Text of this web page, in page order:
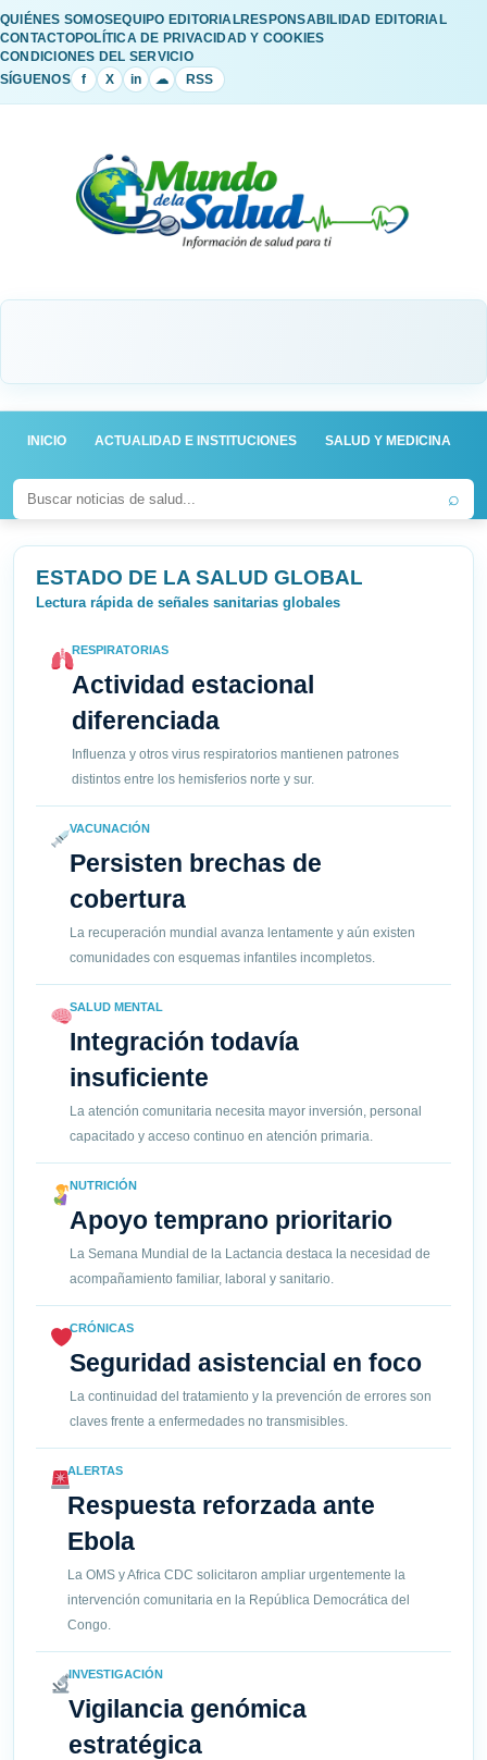
QUIÉNES SOMOSEQUIPO EDITORIALRESPONSABILIDAD EDITORIAL
CONTACTOPOLÍTICA DE PRIVACIDAD Y COOKIES
CONDICIONES DEL SERVICIO
SÍGUENOS
f X in ☁ RSS
INICIO ACTUALIDAD E INSTITUCIONES SALUD Y MEDICINA
⌕
ESTADO DE LA SALUD GLOBAL
Lectura rápida de señales sanitarias globales
RESPIRATORIAS
Actividad estacional
diferenciada
Influenza y otros virus respiratorios mantienen patrones
distintos entre los hemisferios norte y sur.
VACUNACIÓN
Persisten brechas de
cobertura
La recuperación mundial avanza lentamente y aún existen
comunidades con esquemas infantiles incompletos.
SALUD MENTAL
Integración todavía
insuficiente
La atención comunitaria necesita mayor inversión, personal
capacitado y acceso continuo en atención primaria.
NUTRICIÓN
Apoyo temprano prioritario
La Semana Mundial de la Lactancia destaca la necesidad de
acompañamiento familiar, laboral y sanitario.
CRÓNICAS
Seguridad asistencial en foco
La continuidad del tratamiento y la prevención de errores son
claves frente a enfermedades no transmisibles.
ALERTAS
Respuesta reforzada ante
Ebola
La OMS y Africa CDC solicitaron ampliar urgentemente la
intervención comunitaria en la República Democrática del
Congo.
INVESTIGACIÓN
Vigilancia genómica
estratégica